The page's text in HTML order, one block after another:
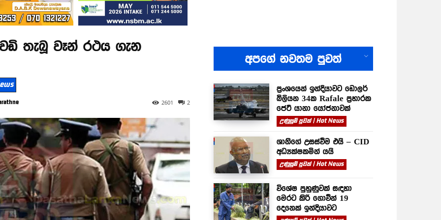
තැබූ වෑන් රථය ගැන
2
2601
අපගේ නවතම පුවත්
ප්‍රංශයෙන් ඉන්දියාවට ඩොලර්
බිලියන 34ක Rafale ප්‍රහාරක
ජෙට් යානා යෝජනාවක්
උණුසුම් පුවත් | Hot News
ශානිගේ උසස්වීම එයි – CID
අධ්‍යක්ෂකමින් යයි
උණුසුම් පුවත් | Hot News
විශේෂ පුහුණුවක් සඳහා
මෙරට කිරි ගොවීන් 19
දෙනෙක් ඉන්දියාවට